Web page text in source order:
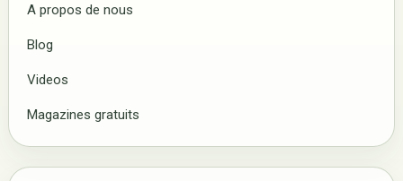
A propos de nous
Blog
Videos
Magazines gratuits